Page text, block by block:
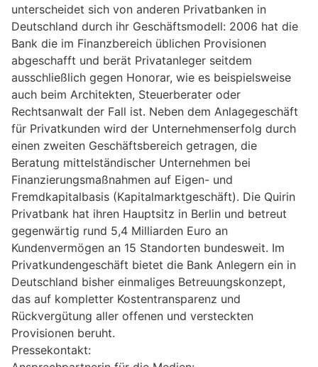
unterscheidet sich von anderen Privatbanken in
Deutschland durch ihr Geschäftsmodell: 2006 hat die
Bank die im Finanzbereich üblichen Provisionen
abgeschafft und berät Privatanleger seitdem
ausschließlich gegen Honorar, wie es beispielsweise
auch beim Architekten, Steuerberater oder
Rechtsanwalt der Fall ist. Neben dem Anlagegeschäft
für Privatkunden wird der Unternehmenserfolg durch
einen zweiten Geschäftsbereich getragen, die
Beratung mittelständischer Unternehmen bei
Finanzierungsmaßnahmen auf Eigen- und
Fremdkapitalbasis (Kapitalmarktgeschäft). Die Quirin
Privatbank hat ihren Hauptsitz in Berlin und betreut
gegenwärtig rund 5,4 Milliarden Euro an
Kundenvermögen an 15 Standorten bundesweit. Im
Privatkundengeschäft bietet die Bank Anlegern ein in
Deutschland bisher einmaliges Betreuungskonzept,
das auf kompletter Kostentransparenz und
Rückvergütung aller offenen und versteckten
Provisionen beruht.
Pressekontakt: